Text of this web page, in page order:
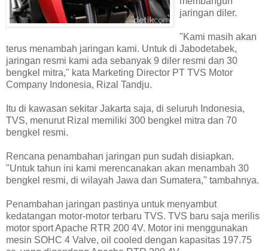
jaringan diler.
"Kami masih akan
terus menambah jaringan kami. Untuk di Jabodetabek,
jaringan resmi kami ada sebanyak 9 diler resmi dan 30
bengkel mitra," kata Marketing Director PT TVS Motor
Company Indonesia, Rizal Tandju.
Itu di kawasan sekitar Jakarta saja, di seluruh Indonesia,
TVS, menurut Rizal memiliki 300 bengkel mitra dan 70
bengkel resmi.
Rencana penambahan jaringan pun sudah disiapkan.
"Untuk tahun ini kami merencanakan akan menambah 30
bengkel resmi, di wilayah Jawa dan Sumatera," tambahnya.
Penambahan jaringan pastinya untuk menyambut
kedatangan motor-motor terbaru TVS. TVS baru saja merilis
motor sport Apache RTR 200 4V. Motor ini menggunakan
mesin SOHC 4 Valve, oil cooled dengan kapasitas 197.75